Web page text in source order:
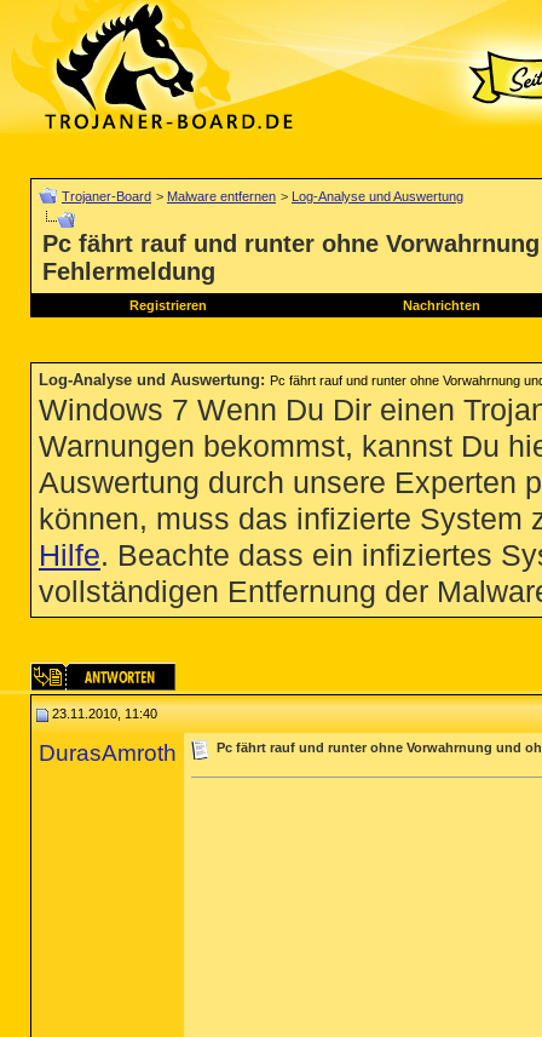
Trojaner-Board > Malware entfernen > Log-Analyse und Auswertung
Pc fährt rauf und runter ohne
Fehlermeldung
Registrieren Nachrichten
Log-Analyse und Auswertung: Pc fährt rauf und runter ohne Vorwahrnung
Windows 7 Wenn Du Dir einen
Warnungen bekommst, kannst Du
Auswertung durch unsere Experten
können, muss das infizierte System
Hilfe. Beachte dass ein infiziertes
vollständigen Entfernung der
23.11.2010, 11:40
DurasAmroth Pc fährt rauf und runter ohne Vorwahrnung und